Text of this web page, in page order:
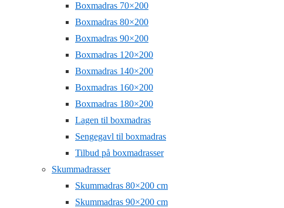
Boxmadras 70×200
Boxmadras 80×200
Boxmadras 90×200
Boxmadras 120×200
Boxmadras 140×200
Boxmadras 160×200
Boxmadras 180×200
Lagen til boxmadras
Sengegavl til boxmadras
Tilbud på boxmadrasser
Skummadrasser
Skummadras 80×200 cm
Skummadras 90×200 cm